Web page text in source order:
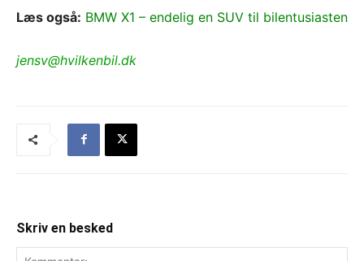
Læs også: BMW X1 – endelig en SUV til bilentusiasten
jensv@hvilkenbil.dk
Skriv en besked